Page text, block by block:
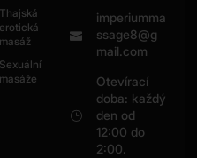
Thajská
erotická
masáž
Sexuální
masáže
imperiumma
ssage8@g
mail.com
Otevírací
doba: každý
den od
12:00 do
2:00.